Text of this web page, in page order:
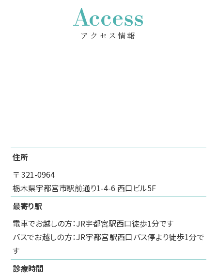
Access
アクセス情報
住所
〒 321-0964
栃木県宇都宮市駅前通り1-4-6 西口ビル5F
最寄り駅
電車でお越しの方：JR宇都宮駅西口徒歩1分です
バスでお越しの方：JR宇都宮駅西口バス停より徒歩1分で
す
診療時間